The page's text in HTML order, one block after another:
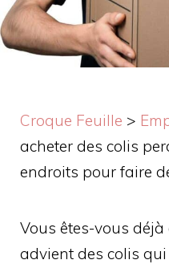
Croque Feuille >
acheter des colis
endroits pour faire
Vous êtes-vous déjà
advient des colis